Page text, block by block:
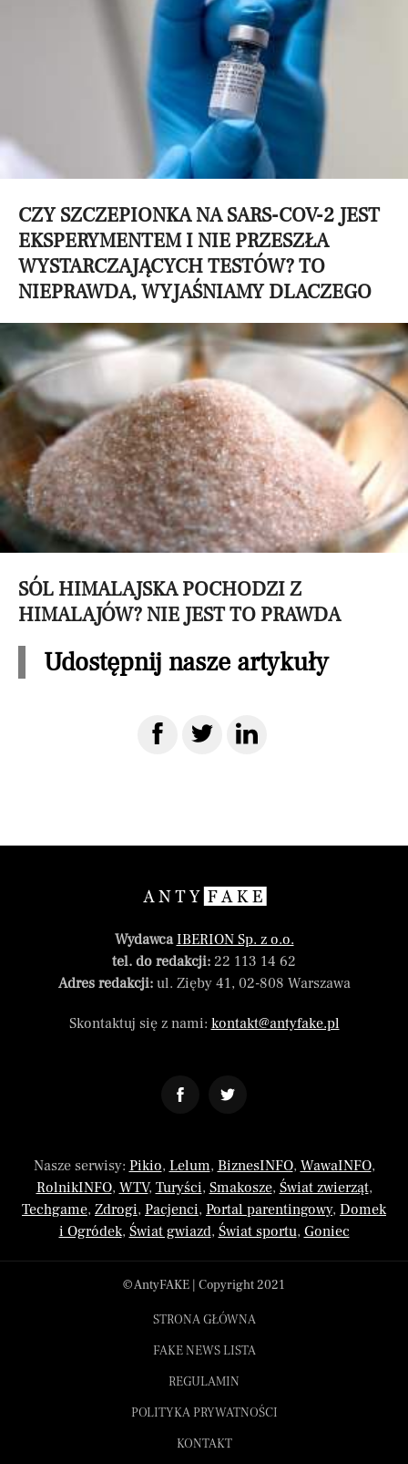
CZY SZCZEPIONKA NA SARS-COV-2 JEST
EKSPERYMENTEM I NIE PRZESZŁA
WYSTARCZAJĄCYCH TESTÓW? TO
NIEPRAWDA, WYJAŚNIAMY DLACZEGO
SÓL HIMALAJSKA POCHODZI Z
HIMALAJÓW? NIE JEST TO PRAWDA
Udostępnij nasze artykuły
WydawcaIBERION Sp. z o.o.
tel. do redakcji: 22 113 14 62
Adres redakcji:ul. Zięby 41, 02-808 Warszawa
Skontaktuj się z nami: kontakt@antyfake.pl
Nasze serwisy: Pikio, Lelum, BiznesINFO, WawaINFO,
RolnikINFO, WTV, Turyści, Smakosze, Świat zwierząt,
Techgame, Zdrogi, Pacjenci, Portal parentingowy, Domek
i Ogródek, Świat gwiazd, Świat sportu, Goniec
© AntyFAKE | Copyright 2021
STRONA GŁÓWNA
FAKE NEWS LISTA
REGULAMIN
POLITYKA PRYWATNOŚCI
KONTAKT